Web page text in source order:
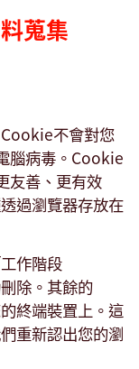
蒐集
不會對您
腦病毒。Cookie
友善、更有效
過瀏覽器存放在
作階段
除。其餘的
終端裝置上。這
重新認出您的瀏